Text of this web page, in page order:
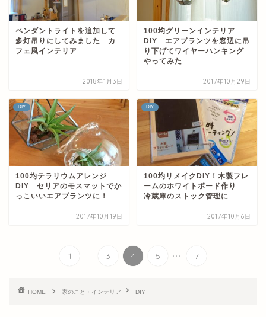
ペンダントライトを追加して
多灯吊りにしてみました カ
フェ風インテリア
2018年1月3日
100均グリーンインテリア
DIY エアプランツを窓辺に吊
り下げてワイヤーハンキング
やってみた
2017年10月29日
DIY
100均テラリウムアレンジ
DIY セリアのモスマットでか
っこいいエアプランツに！
2017年10月19日
DIY
100均リメイクDIY！木製フレ
ームのホワイトボード作り
冷蔵庫のストック管理に
2017年10月6日
1 ... 3 4 5 ... 7
HOME 家のこと・インテリア DIY